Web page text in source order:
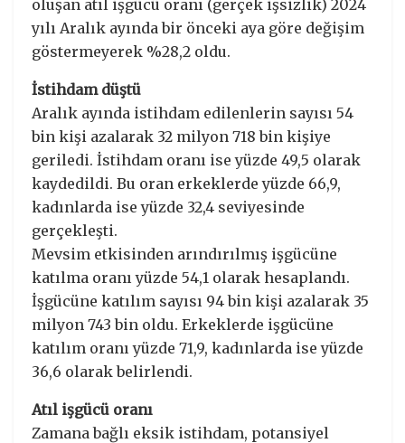
oluşan atıl işgücü oranı (gerçek işsizlik) 2024
yılı Aralık ayında bir önceki aya göre değişim
göstermeyerek %28,2 oldu.
İstihdam düştü
Aralık ayında istihdam edilenlerin sayısı 54
bin kişi azalarak 32 milyon 718 bin kişiye
geriledi. İstihdam oranı ise yüzde 49,5 olarak
kaydedildi. Bu oran erkeklerde yüzde 66,9,
kadınlarda ise yüzde 32,4 seviyesinde
gerçekleşti.
Mevsim etkisinden arındırılmış işgücüne
katılma oranı yüzde 54,1 olarak hesaplandı.
İşgücüne katılım sayısı 94 bin kişi azalarak 35
milyon 743 bin oldu. Erkeklerde işgücüne
katılım oranı yüzde 71,9, kadınlarda ise yüzde
36,6 olarak belirlendi.
Atıl işgücü oranı
Zamana bağlı eksik istihdam, potansiyel